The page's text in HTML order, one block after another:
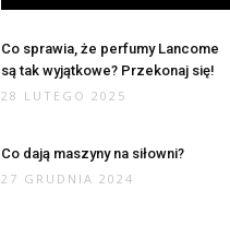
Co sprawia, że perfumy Lancome
są tak wyjątkowe? Przekonaj się!
28 LUTEGO 2025
Co dają maszyny na siłowni?
27 GRUDNIA 2024